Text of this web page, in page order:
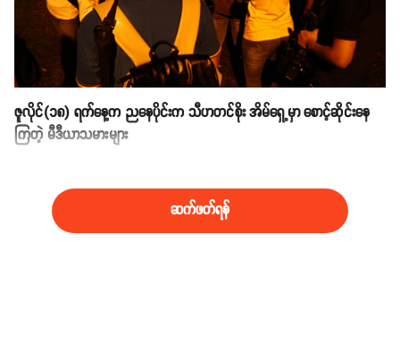
ဇူလိုင်(၁၈) ရက်နေ့က ညနေပိုင်းက သီဟတင်စိုး အိမ်ရှေ့မှာ စောင့်ဆိုင်းနေ
ကြတဲ့ မီဒီယာသမားများ
ဆက်ဖတ်ရန်